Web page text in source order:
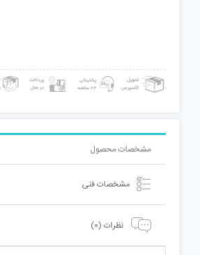
مشخصات محصول
مشخصات فنی
نظرات (0)